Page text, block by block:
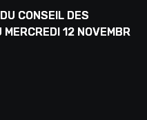
CONSEIL DES
12 NOVEMBRE